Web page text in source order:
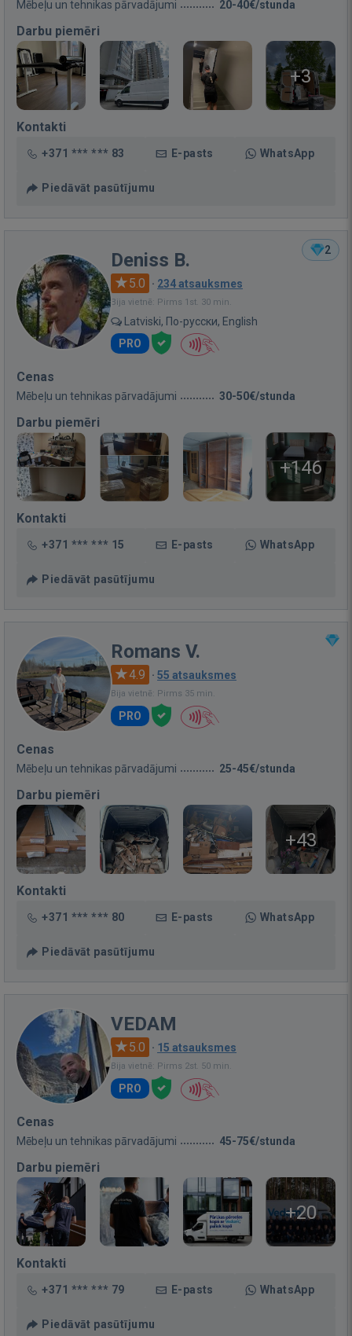
Mēbeļu un tehnikas pārvadājumi 20-40€/stunda
Darbu piemēri
+3
Kontakti
+371 *** *** 83 E-pasts WhatsApp
Piedāvāt pasūtījumu
2
Deniss B.
5.0 · 234 atsauksmes
Bija vietnē: Pirms 1st. 30 min.
Latviski, По-русски, English
PRO
Cenas
Mēbeļu un tehnikas pārvadājumi 30-50€/stunda
Darbu piemēri
+146
Kontakti
+371 *** *** 15 E-pasts WhatsApp
Piedāvāt pasūtījumu
Romans V.
4.9 · 55 atsauksmes
Bija vietnē: Pirms 35 min.
PRO
Cenas
Mēbeļu un tehnikas pārvadājumi 25-45€/stunda
Darbu piemēri
+43
Kontakti
+371 *** *** 80 E-pasts WhatsApp
Piedāvāt pasūtījumu
VEDAM
5.0 · 15 atsauksmes
Bija vietnē: Pirms 2st. 50 min.
PRO
Cenas
Mēbeļu un tehnikas pārvadājumi 45-75€/stunda
Darbu piemēri
+20
Kontakti
+371 *** *** 79 E-pasts WhatsApp
Piedāvāt pasūtījumu